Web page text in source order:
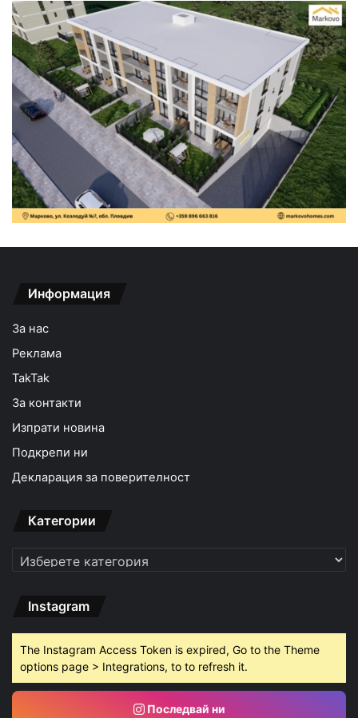
Информация
За нас
Реклама
TakTak
За контакти
Изпрати новина
Подкрепи ни
Декларация за поверителност
Категории
Категории
Instagram
The Instagram Access Token is expired, Go to the Theme
options page > Integrations, to to refresh it.
Последвай ни